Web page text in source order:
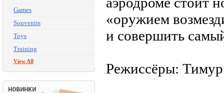
Games
Souvenirs
Toys
Training
View All
«оружием
и совершить
Режиссёры: